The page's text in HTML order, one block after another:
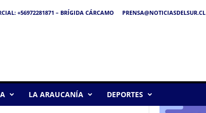
+56972281871 – BRÍGIDA CÁRCAMO
PRENSA@NOTICIASDELSUR.CL
LA ARAUCANÍA DEPORTES